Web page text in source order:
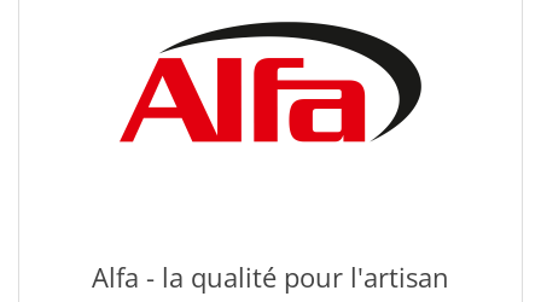
Alfa - la qualité pour l'artisan